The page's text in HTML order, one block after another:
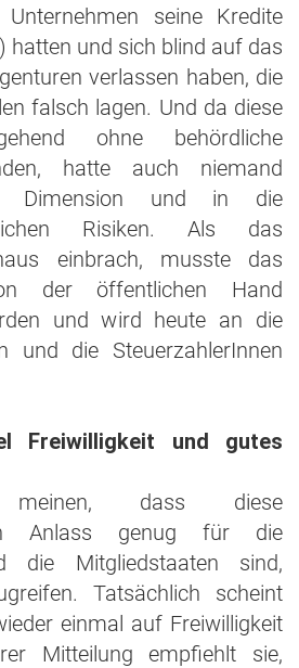
seine Kredite
hatten und sich blind auf das
verlassen haben, die
falsch lagen. Und da diese
ohne behördliche
hatte auch niemand
Dimension und in die
Risiken. Als das
einbrach, musste das
der öffentlichen Hand
und wird heute an die
und die SteuerzahlerInnen
Freiwilligkeit und gutes
dass diese
Anlass genug für die
die Mitgliedstaaten sind,
Tatsächlich scheint
einmal auf Freiwilligkeit
Mitteilung empfiehlt sie,